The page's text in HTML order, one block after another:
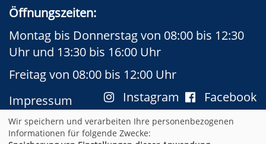
Öffnungszeiten:
Montag bis Donnerstag von 08:00 bis 12:30
Uhr und 13:30 bis 16:00 Uhr
Freitag von 08:00 bis 12:00 Uhr
Facebook
Instagram
Impressum
AGB
Datenschutzerklärung
Widerrufsformular
Newsletter
Wir speichern und verarbeiten Ihre personenbezogenen
Informationen für folgende Zwecke: